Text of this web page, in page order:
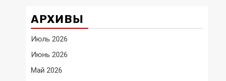
АРХИВЫ
Июль 2026
Июнь 2026
Май 2026